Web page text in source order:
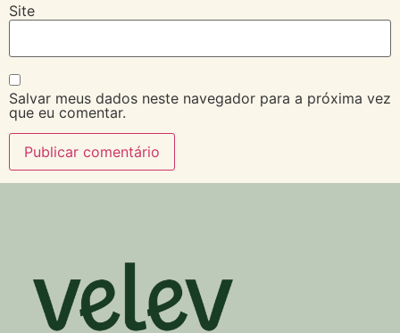
Site
Salvar meus dados neste navegador para a próxima vez
que eu comentar.